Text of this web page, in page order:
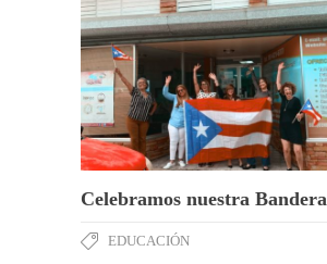
Celebramos nuestra Bandera
EDUCACIÓN